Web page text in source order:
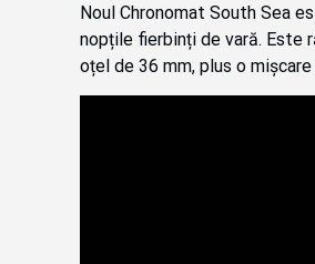
Noul Chronomat South Sea
nopțile fierbinți de vară. Este
oțel de 36 mm, plus o